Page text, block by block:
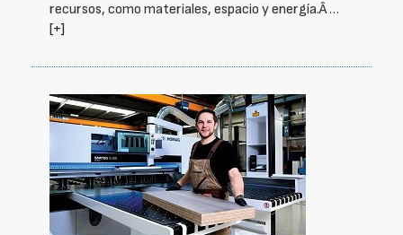
recursos, como materiales, espacio y energía.Â …
[+]